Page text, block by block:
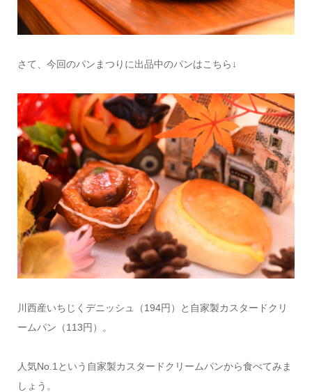
さて、今回のパンまつりに出品中のパンはこちら↓
川西産いちじくデニッシュ（194円）と自家製カスタードクリ
ームパン（113円）。
人気No.1という自家製カスタードクリームパンから食べてみま
しょう。